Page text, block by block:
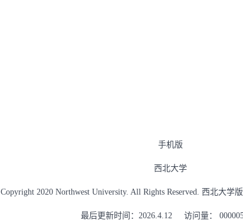
手机版
西北大学
Copyright 2020 Northwest University. All Rights Reserved. 西北大学
最后更新时间： 2026.4.12 访问量：